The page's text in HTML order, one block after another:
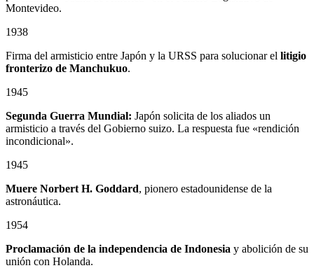
Montevideo.
1938
Firma del armisticio entre Japón y la URSS para solucionar el litigio
fronterizo de Manchukuo.
1945
Segunda Guerra Mundial: Japón solicita de los aliados un
armisticio a través del Gobierno suizo. La respuesta fue «rendición
incondicional».
1945
Muere Norbert H. Goddard, pionero estadounidense de la
astronáutica.
1954
Proclamación de la independencia de Indonesia y abolición de su
unión con Holanda.